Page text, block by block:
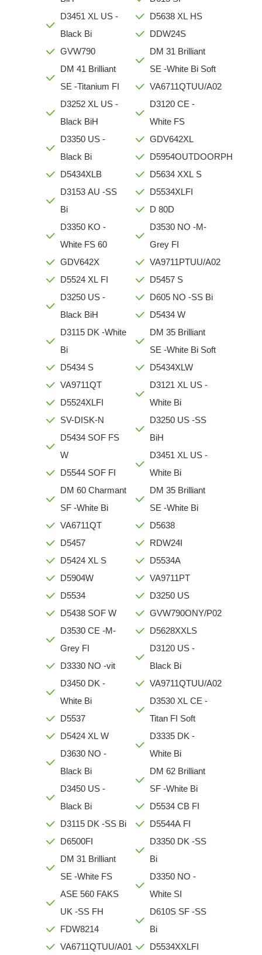
D3451 XL US -
Black Bi
GVW790
DM 41 Brilliant
SE -Titanium FI
D3252 XL US -
Black BiH
D3350 US -
Black Bi
D5434XLB
D3153 AU -SS
Bi
D3350 KO -
White FS 60
GDV642X
D5524 XL FI
D3250 US -
Black BiH
D3115 DK -White
Bi
D5434 S
VA9711QT
D5524XLFI
SV-DISK-N
D5434 SOF FS
W
D5544 SOF FI
DM 60 Charmant
SF -White Bi
VA6711QT
D5457
D5424 XL S
D5904W
D5534
D5438 SOF W
D3530 CE -M-
Grey FI
D3330 NO -vit
D3450 DK -
White Bi
D5537
D5424 XL W
D3630 NO -
Black Bi
D3450 US -
Black Bi
D3115 DK -SS Bi
D6500FI
DM 31 Brilliant
SE -White FS
ASE 560 FAKS
UK -SS FH
FDW8214
VA6711QTUU/A01
D5638 XL HS
DDW24S
DM 31 Brilliant
SE -White Bi Soft
VA6711QTUU/A02
D3120 CE -
White FS
GDV642XL
D5954OUTDOORPH
D5634 XXL S
D5534XLFI
D 80D
D3530 NO -M-
Grey FI
VA9711PTUU/A02
D5457 S
D605 NO -SS Bi
D5434 W
DM 35 Brilliant
SE -White Bi Soft
D5434XLW
D3121 XL US -
White Bi
D3250 US -SS
BiH
D3451 XL US -
White Bi
DM 35 Brilliant
SE -White Bi
D5638
RDW24I
D5534A
VA9711PT
D3250 US
GVW790ONY/P02
D5628XXLS
D3120 US -
Black Bi
VA9711QTUU/A02
D3530 XL CE -
Titan FI Soft
D3335 DK -
White Bi
DM 62 Brilliant
SF -White Bi
D5534 CB FI
D5544A FI
D3350 DK -SS
Bi
D3350 NO -
White SI
D610S SF -SS
Bi
D5534XXLFI